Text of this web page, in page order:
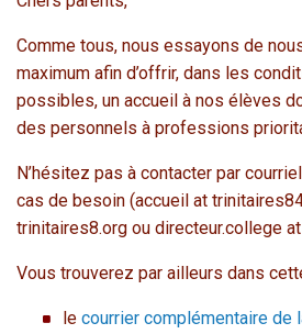
Comme tous, nous essayons de
maximum afin d’offrir, dans les
possibles, un accueil à nos élèves
des personnels à professions
N’hésitez pas à contacter par
cas de besoin (accueil at
trinitaires8.org ou directeur.college
Vous trouverez par ailleurs dans
le courrier complémentaire de